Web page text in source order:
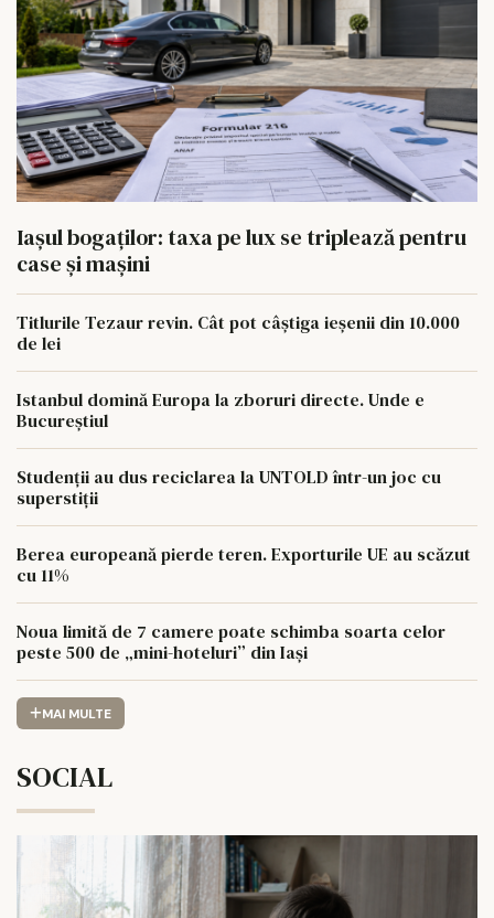
Iașul bogaților: taxa pe lux se triplează pentru
case și mașini
Titlurile Tezaur revin. Cât pot câștiga ieșenii din 10.000
de lei
Istanbul domină Europa la zboruri directe. Unde e
Bucureștiul
Studenții au dus reciclarea la UNTOLD într-un joc cu
superstiții
Berea europeană pierde teren. Exporturile UE au scăzut
cu 11%
Noua limită de 7 camere poate schimba soarta celor
peste 500 de „mini-hoteluri” din Iași
MAI MULTE
SOCIAL